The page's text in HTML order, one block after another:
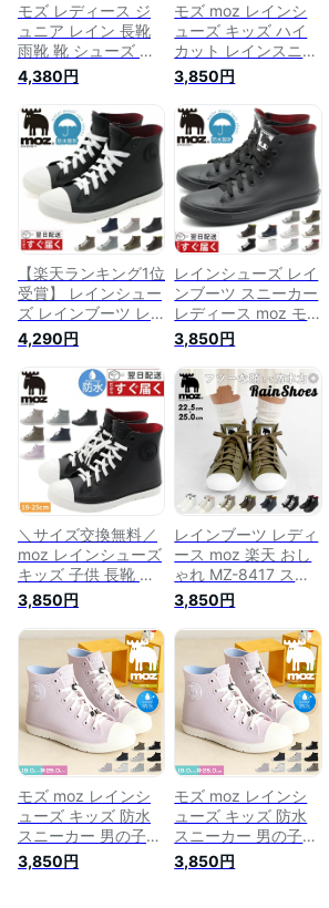
モズ レディース ジ
ュニア レイン 長靴
雨靴 靴 シューズ レ
インブーツ 通勤 通
学 送り迎え 雨対策
梅雨対策 カジュアル
シンプル ブラック
黒 ブラウン 茶色 送
料無料 moz 7018
4,380円
モズ moz レインシ
ューズ キッズ ハイ
カット レインスニー
カー ジュニア 子供
靴 レインブーツ お
しゃれ 男の子 女の
子 ショート 雨靴 梅
雨 小学生 通学 長靴
子供 ゴム紐 履きや
すい 黒 ブラック ベ
ージュ グレー
3,850円
【楽天ランキング1位
受賞】 レインシュー
ズ レインブーツ レ
ディース 長靴 moz
モズ スニーカー レ
インスニーカー ショ
ート 防水 防滑 軽量
靴 黒 白 ブラック ネ
イビー ホワイト ベ
ージュ ハイカット
雨の日 シンプル 雨
靴 学校 通学 通勤 梅
雨 晴雨兼用 雪 MZ-
8417 8017
4,290円
レインシューズ レイ
ンブーツ スニーカー
レディース moz モ
ズ 靴 長靴 ショート
黒 白 ブラック ネイ
ビー ホワイト カー
キ ベージュ 防水 ハ
イカット 軽量 軽い
雨の日 シンプル 雨
靴 学校 通学 通勤 レ
インスニーカー スウ
ェーデン 北欧 ブラ
ンド ギフト MZ-
8417 MZ-8427
3,850円
＼サイズ交換無料／
moz レインシューズ
キッズ 子供 長靴 ハ
イカット スニーカー
黒 ブラック カーキ
雨 防水 レインブー
ツ レインスニーカー
男の子 女の子 おし
ゃれ 通学 靴 モズ
moz mz7017
3,850円
レインブーツ レディ
ース moz 楽天 おし
ゃれ MZ-8417 スニ
ーカー モズ レイン
シューズ 通勤 通学
レインスニーカー 晴
雨兼用 滑りにくい
防水設計 履きやすい
歩きやすい ハイカッ
ト ショートレインブ
ーツ 靴 シューズ 長
3,850円
モズ moz レインシ
ューズ キッズ 防水
スニーカー 男の子
女の子 ハイカット
レインスニーカー レ
3,850円
モズ moz レインシ
ューズ キッズ 防水
スニーカー 男の子
女の子 ハイカット
レインスニーカー レ
3,850円